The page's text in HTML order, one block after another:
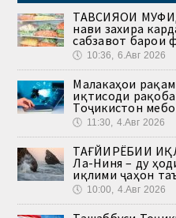
ТАВСИЯҲОИ
нави захира
сабзавот барои
🕔 10:36, 6.Авг 2026
Малакаҳои
иқтисоди
Тоҷикистон
🕔 11:30, 4.Авг 2026
ТАҒЙИРЁБИИ
Ла-Ниня – ду
иқлими ҷаҳон
🕔 10:00, 4.Авг 2026